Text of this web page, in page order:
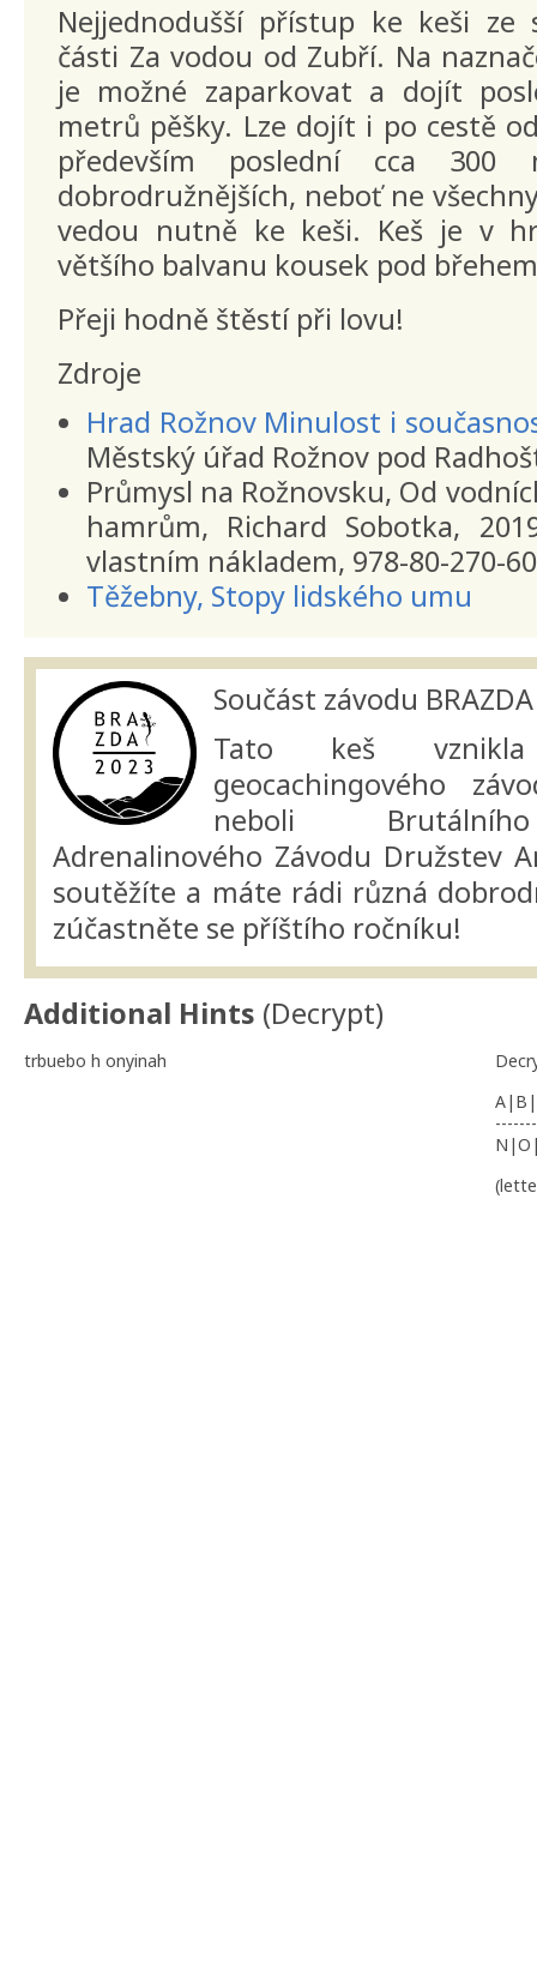
Nejjednodušší přístup ke keši ze
části Za vodou od Zubří. Na
je možné zaparkovat a dojít
metrů pěšky. Lze dojít i po cestě
především poslední cca
dobrodružnějších, neboť ne
vedou nutně ke keši. Keš je v
většího balvanu kousek pod
Přeji hodně štěstí při lovu!
Zdroje
Hrad Rožnov Minulost i
Městský úřad Rožnov pod
Průmysl na Rožnovsku, Od
hamrům, Richard Sobotka,
vlastním nákladem, 978-80-270-
Těžebny, Stopy lidského umu
Součást závodu
Tato keš
geocachingového
neboli
Adrenalinového Závodu Družstev
soutěžíte a máte rádi různá
zúčastněte se příštího ročníku!
Additional Hints (Decrypt)
trbuebo h onyinah